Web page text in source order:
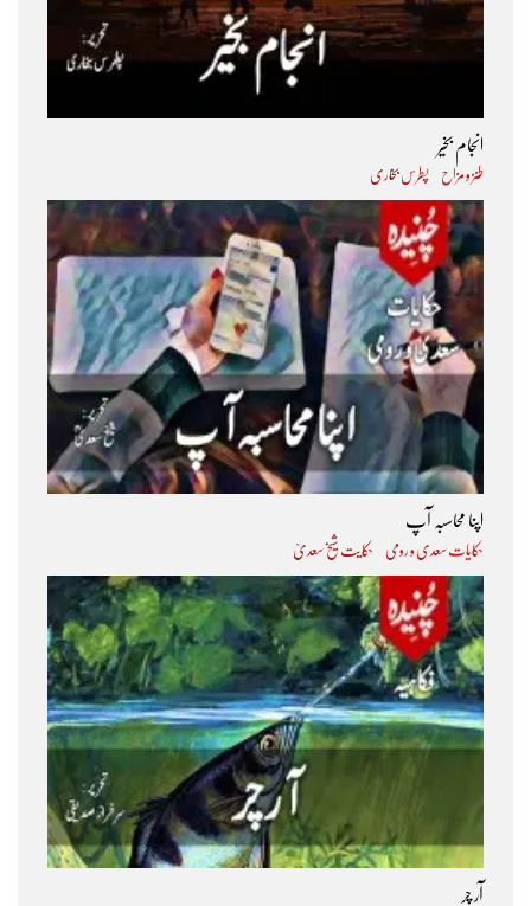
انجام بخیر
طنز و مزاح پطرس بخاری
اپنا محاسبہ آپ
حکایات سعدی و رومی حکایت شیخ سعدیؒ
آر چر